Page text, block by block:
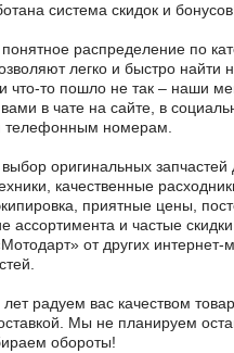
система скидок и
распределение по
легко и быстро найти
что-то пошло не так – наши
в чате на сайте, в
телефонным номерам.
оригинальных
качественные
приятные цены,
ассортимента и частые
от других интернет-
радуем вас качеством
Мы не планируем
обороты!